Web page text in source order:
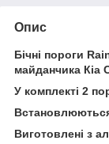
Опис
Бічні пороги
майданчика Кіа
У комплекті 2
Виготовлені з